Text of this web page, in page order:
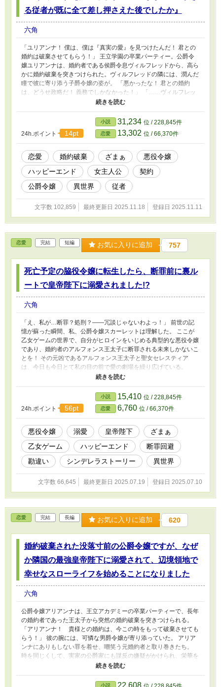
る従者が既に全て差し押さえた後でしたか』
六角
「ユリアンナ！ 僕は、僕は『真実の愛』を見つけたんだ！ 君との
婚約は破棄させてもらう！」 王立学園の卒業パーティー。公爵令
嬢ユリアンナは、婚約者である侯爵令息ヴィルフレッドから、高ら
かに婚約破棄を突きつけられた。ヴィルフレッドの隣には、潤んだ
瞳で彼に寄り添う子爵令嬢の姿が。 「悪かったな！ 君との婚約
は、どうせ政略だ！ 義務でしかなかった！」 「……ヴィルフレッ
ド様」 騒然とする周囲をよそに、ユリアンナは一切動じない。彼
（ビジネス）の鬼」。恋愛ごっこに現を抜かす愚か者とは、脳の構
造が違う。 彼女は小さなため息ひとつで感情を処理すると、パー
ティーバッグから一枚の羊皮紙を取り出した。 「婚約破棄、承知
いたしました。つきましては、お二人の間で交わされた『婚約契約
書』第38条【貞操義務違反および一方的な破棄に関する違約条項】
に基づき、ヴィルフレッド様のご実家、クレメント侯爵家の全財産
を違約金として請求いたします」 「なっ！？ は、払えるわけがな
――」 ヴィルフレッドが嘲笑おうとした瞬間、ユリアンナの背後
に控えていた従者――アルブレヒトが静かに一歩前に出た。
「――旦那様。ご心配には及びません」 常に無表情でユリアンナ
の影に徹するアルブレヒト。彼こそが、ユリアンナの指示を先読み
し、水面下であらゆる実務と暗躍をこなす「有能すぎる」従者であ
る。 「たった今、クレメント侯爵家が保有するすべての資産、領
地、銀行口座の差し押さえが完了いたしました。もちろん、ヴィル
フレッド様が『真実の愛』のお相手と密会するために利用した別荘
（・・）も、ご学友の皆様にサインいただいた『連帯保証書
（・・）』も、すべて確保済みです」 「な……な……？」 すべて
は、ユリアンナとアルブレヒトの描いた筋書き通り。 これは、冷
徹な公爵令嬢と有能すぎる従者が、愚かな元婚約者（と、その一
家）を「契約」と「法律」で完膚なきまでに破滅させ、手に入れた
莫大な違約金（＝財産）で自らの領地を豊かにしていく、そんな物
語である。
24h.ポイント 14pt
小説 31,234 位 / 228,845件
恋愛 13,302 位 / 66,370件
恋愛 婚約破棄 ざまぁ
悪役令嬢
ハッピーエンド
女主人公
契約
公爵令嬢
異世界 従者
文字数 102,859 最終更新日 2025.11.18 登録日 2025.11.11
恋愛 完結 短編 お気に入りに追加 757
死亡予定の脇役令嬢に転生したら、断罪前に裏ル
ートで皇帝陛下に溺愛されました!?
六角
「え、私が…断罪？処刑？――冗談じゃないわよっ！」 前世の記
憶が蘇った瞬間、私、公爵令嬢スカーレットは理解した。 ここが
乙女ゲームの世界で、自分がヒロインをいじめる典型的な悪役令嬢
であり、婚約者のアルフォンス王太子に断罪される未来しかないこ
とを！ その元凶であるアルフォンス王太子と聖女セレスティア
は、今日も今日とて私の目の前で愛の劇場を繰り広げている。
「まあアルフォンス様！ スカーレット様も本当は心優しい方のは
差し上げましょう…！」 「ああセレスティア！君はなんて清らか
なんだ！よし、我々の愛でスカーレットを更生させよう！」
（…………はぁ。茶番は他所でやってくれる？） 自分たちの恋路
に酔いしれ、私を「救済すべき悪」と見なすめでたい頭の二人組。
あなたたちの自己満足のために私の首が飛んでたまるものですか！
絶望の淵でゲームの知識を総動員して見つけ出した唯一の活路。
それは血も涙もない「漆黒の皇帝」と万人に恐れられる若き皇帝ゼ
ノン陛下に接触するという、あまりに危険な【裏ルート】だった。
「命惜しさにこの私に魂でも売りに来たか。愚かで滑稽で…そして
実に唆る女だ、スカーレット」 氷の視線に射抜かれ覚悟を決めた
その時。 冷酷非情なはずの皇帝陛下はなぜか私の悪あがきを心底
面白そうに眺め、その美しい唇を歪めた。 「良いだろう。お前を
私の『籠の中の真紅の鳥』として、この手ずから愛でてやろう」
その日から私の運命は激変！ 「他の男にその瞳を向けるな。お前
のすべては私のものだ」 皇帝陛下からの凄まじい独占欲と息もで
きないほどの甘い溺愛に、スカーレットの心臓は鳴りっぱなし！？
その頃、王宮では――。 「今頃スカーレットも一人寂しく己の罪
を反省しているだろう」 「ええアルフォンス様。わたくしたちが
彼女を温かく迎え入れてあげましょうね」 などと最高にズレた会
話が繰り広げられていることを、彼らはまだ知らない。 悪役
（笑）たちが壮大な勘違いをしている間に、最強の庇護者（皇帝陛
24h.ポイント 56pt
小説 15,410 位 / 228,845件
恋愛 6,760 位 / 66,370件
悪役令嬢 溺愛 皇帝陛下
ざまぁ
乙女ゲーム
ハッピーエンド
断罪回避
勘違い
シンデレラストーリー 異世界
文字数 66,645 最終更新日 2025.07.19 登録日 2025.07.10
恋愛 完結 長編 お気に入りに追加 620
婚約破棄された没落寸前の公爵令嬢ですが、なぜ
か隣国の最強皇帝陛下に溺愛されて、辺境領地で
幸せなスローライフを始めることになりました
六角
公爵令嬢アリアンナは、王立アカデミーの卒業パーティーで、長年
の婚約者であった王太子から突然の婚約破棄を突きつけられる。
「アリアンナ！ 貴様との婚約は、今この時をもって破棄させても
らう！」 彼の腕には、可憐な男爵令嬢が寄り添っていた。 アリア
ンナにありもしない罪を着せ、嘲笑う元婚約者と取り巻きたち。
時を同じくして、実家の公爵家にも謀反の嫌疑がかけられ、栄華を
誇った家は没落寸前の危機に陥ってしまう。 すべてを失い、絶望
かに歩み寄る。 その人物は、戦場では『鬼神』、政務では『氷
小説 22,608